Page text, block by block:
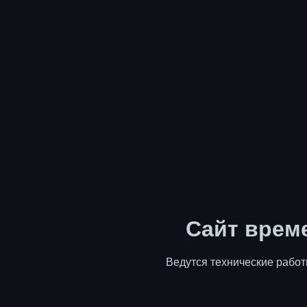
Сайт
Ведутся технические